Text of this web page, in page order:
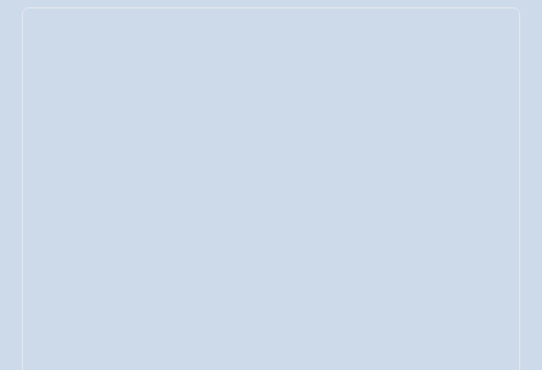
시키기에 충분했습니다. 빼어난 실력뿐만 아니라 연예